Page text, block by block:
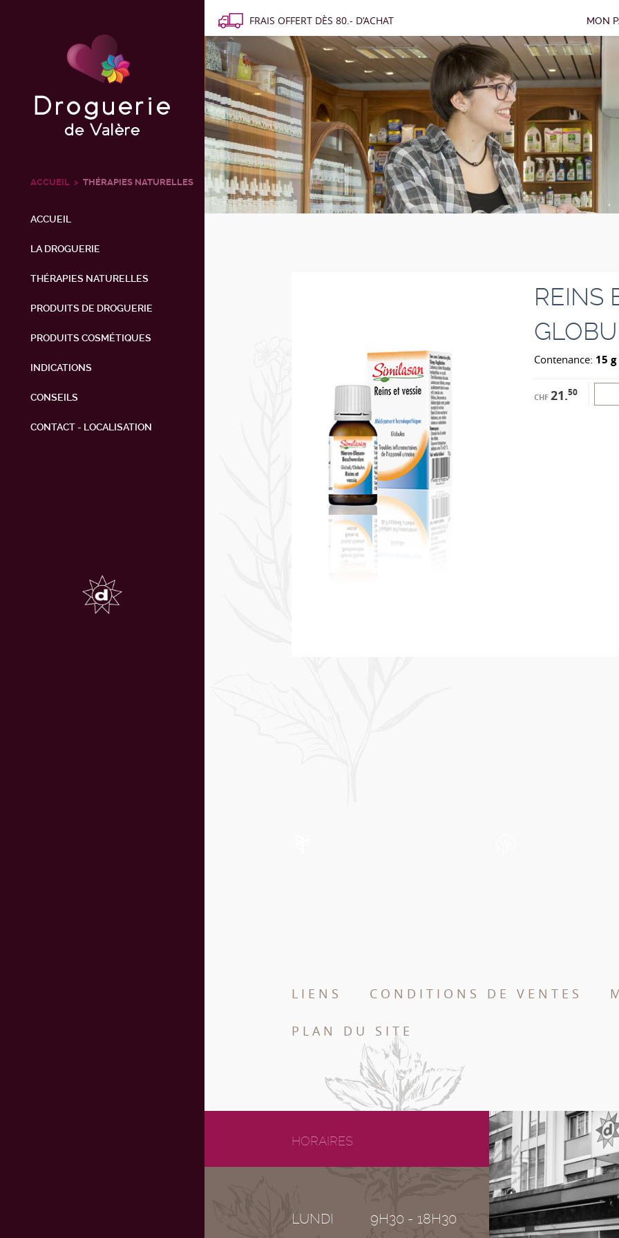
ACCUEIL THÉRAPIES NATURELLES
ACCUEIL
LA DROGUERIE
THÉRAPIES NATURELLES
PRODUITS DE DROGUERIE
PRODUITS COSMÉTIQUES
INDICATIONS
CONSEILS
CONTACT - LOCALISATION
FRAIS OFFERT DÈS 80.- D’ACHAT MON
REINS
Contenance: 15 g
CHF 21.50
LIENS CONDITIONS DE VENTES
PLAN DU SITE
HORAIRES
LUNDI 9H30 - 18H30